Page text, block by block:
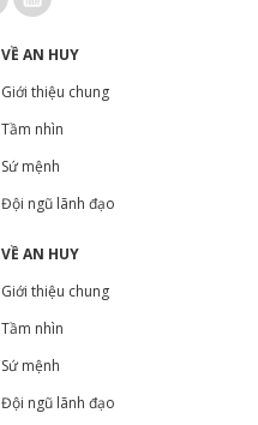
VỀ AN HUY
Giới thiệu chung
Tầm nhìn
Sứ mệnh
Đội ngũ lãnh đạo
VỀ AN HUY
Giới thiệu chung
Tầm nhìn
Sứ mệnh
Đội ngũ lãnh đạo